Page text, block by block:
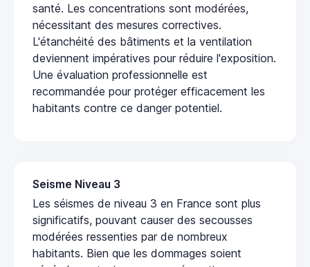
santé. Les concentrations sont modérées,
nécessitant des mesures correctives.
L'étanchéité des bâtiments et la ventilation
deviennent impératives pour réduire l'exposition.
Une évaluation professionnelle est
recommandée pour protéger efficacement les
habitants contre ce danger potentiel.
Seisme Niveau 3
Les séismes de niveau 3 en France sont plus
significatifs, pouvant causer des secousses
modérées ressenties par de nombreux
habitants. Bien que les dommages soient